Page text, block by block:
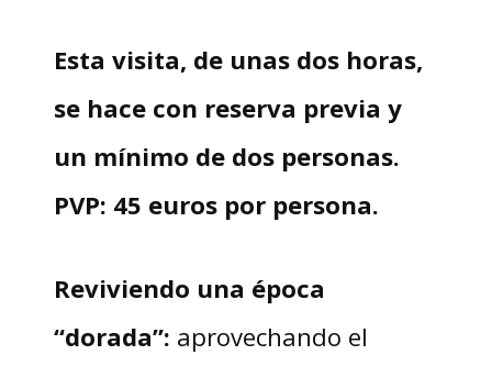
Esta visita, de unas dos horas,
se hace con reserva previa y
un mínimo de dos personas.
PVP: 45 euros por persona.
Reviviendo una época
“dorada”: aprovechando el